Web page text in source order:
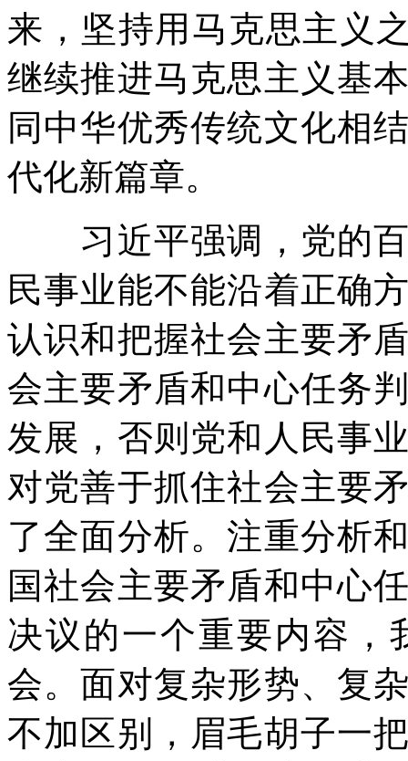
来，坚持用马克思主义
继续推进马克思主义基
同中华优秀传统文化相
代化新篇章。
习近平强调，党的百
民事业能不能沿着正确
认识和把握社会主要矛
会主要矛盾和中心任务
发展，否则党和人民事
对党善于抓住社会主要
了全面分析。注重分析
国社会主要矛盾和中心
决议的一个重要内容，
会。面对复杂形势、复
不加区别，眉毛胡子一